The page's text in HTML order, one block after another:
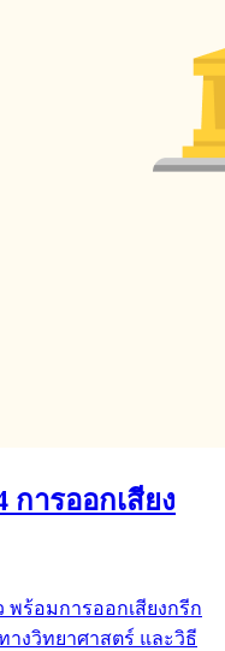
การออกเสียง
พร้อมการออกเสียงกรีก
างวิทยาศาสตร์ และวิธี